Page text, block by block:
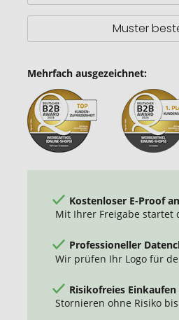
Muster
Mehrfach ausgezeichnet:
Kostenloser E-Proof
Mit Ihrer Freigabe startet
Professioneller
Wir prüfen Ihr Logo für
Risikofreies Einkaufen
Stornieren ohne Risiko